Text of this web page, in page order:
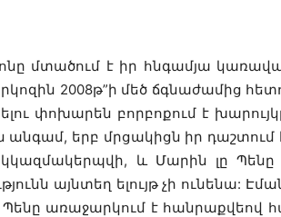
մտածում է իր հնգամյա
2008թ”ի մեծ ճգնաժամից
փոխարեն բորբոքում է
անգամ, երբ մրցակիցն իր դաշտում
կկազմակերպվի, և Մարին լը Պենը
այնտեղ ելույթ չի ունենա:
Պենը առաջարկում է հանրաքվեով